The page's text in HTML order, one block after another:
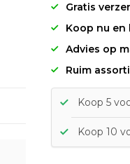
Gratis
Koop nu
Advies op
Ruim
Koop 5
Koop 10